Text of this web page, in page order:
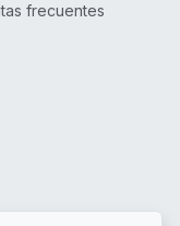
frecuentes